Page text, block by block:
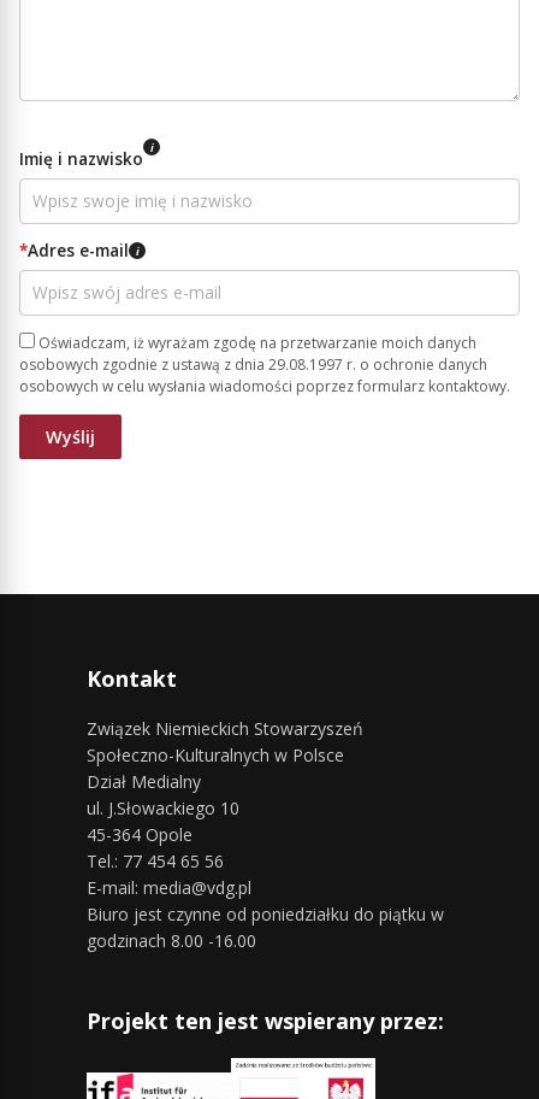
Imię i nazwisko i
*Adres e-mail i
Oświadczam, iż wyrażam zgodę na przetwarzanie moich danych
osobowych zgodnie z ustawą z dnia 29.08.1997 r. o ochronie danych
osobowych w celu wysłania wiadomości poprzez formularz kontaktowy.
Kontakt
Związek Niemieckich Stowarzyszeń
Społeczno-Kulturalnych w Polsce
Dział Medialny
ul. J.Słowackiego 10
45-364 Opole
Tel.: 77 454 65 56
E-mail: media@vdg.pl
Biuro jest czynne od poniedziałku do piątku w
godzinach 8.00 -16.00
Projekt ten jest wspierany przez: